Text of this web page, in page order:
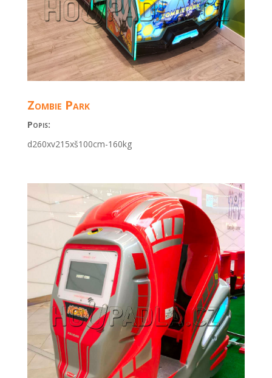
Zombie Park
Popis:
d260xv215xš100cm-160kg